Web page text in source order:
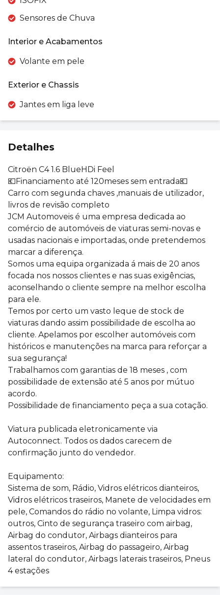
Sensores de Chuva
Interior e Acabamentos
Volante em pele
Exterior e Chassis
Jantes em liga leve
Detalhes
Citroën C4 1.6 BlueHDi Feel
💶Financiamento até 120meses sem entrada💶
Carro com segunda chaves ,manuais de utilizador,
livros de revisão completo
JCM Automoveis é uma empresa dedicada ao
comércio de automóveis de viaturas semi-novas e
usadas nacionais e importadas, onde pretendemos
marcar a diferença.
Somos uma equipa organizada á mais de 20 anos
focada nos nossos clientes e nas suas exigências,
aconselhando o cliente sempre na melhor escolha
para ele.
Temos por certo um vasto leque de stock de
viaturas dando assim possibilidade de escolha ao
cliente. Apelamos por escolher automóveis com
históricos e manutenções na marca para reforçar a
sua segurança!
Trabalhamos com garantias de 18 meses , com
possibilidade de extensão até 5 anos por mútuo
acordo.
Possibilidade de financiamento peça a sua cotação.
Viatura publicada eletronicamente via
Autoconnect. Todos os dados carecem de
confirmação junto do vendedor.
Equipamento:
Sistema de som, Rádio, Vidros elétricos dianteiros,
Vidros elétricos traseiros, Manete de velocidades em
pele, Comandos do rádio no volante, Limpa vidros:
outros, Cinto de segurança traseiro com airbag,
Airbag do condutor, Airbags dianteiros para
assentos traseiros, Airbag do passageiro, Airbag
lateral do condutor, Airbags laterais traseiros, Pneus
4 estações